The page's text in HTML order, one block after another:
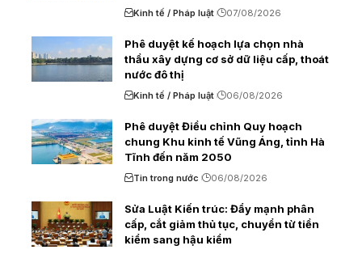
Kinh tế / Pháp luật 07/08/2026
Phê duyệt kế hoạch lựa chọn nhà
thầu xây dựng cơ sở dữ liệu cấp, thoát
nước đô thị
Kinh tế / Pháp luật 06/08/2026
Phê duyệt Điều chỉnh Quy hoạch
chung Khu kinh tế Vũng Áng, tỉnh Hà
Tĩnh đến năm 2050
Tin trong nước 06/08/2026
Sửa Luật Kiến trúc: Đẩy mạnh phân
cấp, cắt giảm thủ tục, chuyển từ tiền
kiểm sang hậu kiểm